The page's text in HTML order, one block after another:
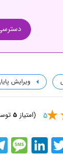
ویرایش
5 (امتیاز 5
MessageLinkedIn